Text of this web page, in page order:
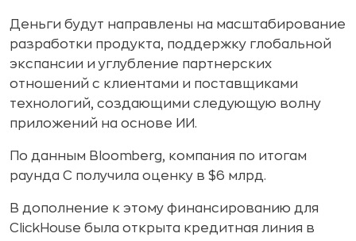
Деньги будут направлены на масштабирование
разработки продукта, поддержку глобальной
экспансии и углубление партнерских
отношений с клиентами и поставщиками
технологий, создающими следующую волну
приложений на основе ИИ.
По данным Bloomberg, компания по итогам
раунда С получила оценку в $6 млрд.
В дополнение к этому финансированию для
ClickHouse была открыта кредитная линия в